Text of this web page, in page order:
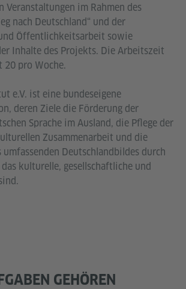
Veranstaltungen im Rahmen des
nach Deutschland“ und der
Öffentlichkeitsarbeit sowie
Inhalte des Projekts. Die Arbeitszeit
20 pro Woche.
e.V. ist eine bundeseigene
deren Ziele die Förderung der
Sprache im Ausland, die Pflege der
Zusammenarbeit und die
Deutschlandbildes durch
kulturelle, gesellschaftliche und
GEHÖREN